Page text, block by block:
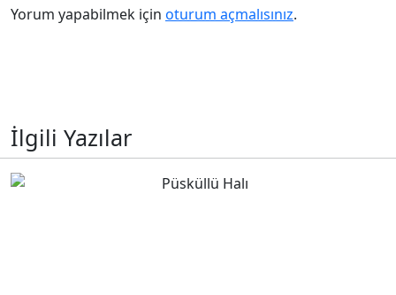
Yorum yapabilmek için oturum açmalısınız.
İlgili Yazılar